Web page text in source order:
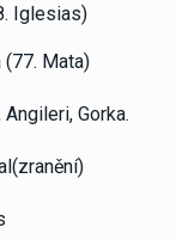
Iglesias)
Mata)
Gorka.